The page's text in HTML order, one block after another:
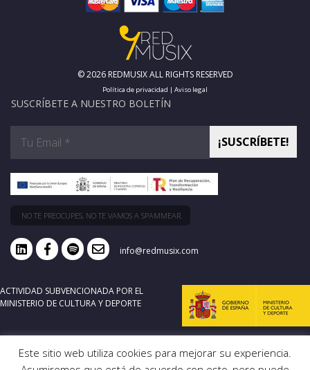
© 2026 REDMUSIX ALL RIGHTS RESERVED
Política de privacidad | Aviso legal
SUSCRÍBETE A NUESTRO BOLETÍN
NO TE PREOCUPES, NO TE VAMOS A SPAMMEAR.
info@redmusix.com
ACTIVIDAD SUBVENCIONADA POR EL
MINISTERIO DE CULTURA Y DEPORTE
Este sitio web utiliza cookies para mejorar su experiencia.